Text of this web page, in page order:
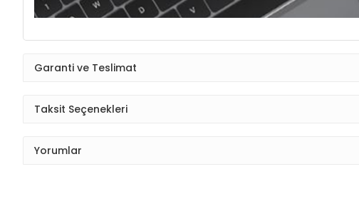
Garanti ve Teslimat
Taksit Seçenekleri
Yorumlar